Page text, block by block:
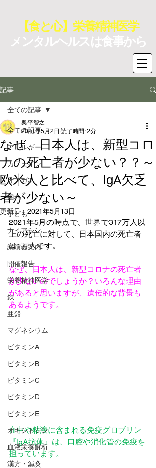
【食と心】栄養精神医学
メンタルヘルスは食事から
記事
全ての記事
アレルギー
カフェイン
オメガ3
歯科
子ども
ナイアシン
講演会案内
開催報告
栄養精神医学
鉄
亜鉛
マグネシウム
ビタミンA
ビタミンB
ビタミンC
ビタミンD
ビタミンE
オキシトシン
血液栄養解析
漢方・鍼灸
全ての記事
なぜ、日本人は、新型コロ
ナの死亡者が少ない？？～
欧米人と比べて、IgA欠乏
者が少ない～
奥平智之
2021年5月2日 読了時間: 2分
更新日： 2021年5月13日
2021年5月の時点で、世界で317万人以
上の死亡に対して、日本国内の死亡者
は1万人です。
なぜ、日本人は、新型コロナの死亡者
が少ないのでしょうか？いろんな理由
があると思いますが、遺伝的な背景も
あるようです。
血中や粘液に含まれる免疫グロブリン
『IgA抗体』は、口腔や消化管の免疫を
担っています。